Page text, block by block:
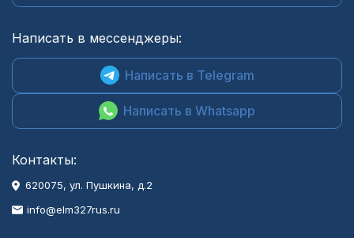
Написать в мессенджеры:
Написать в Telegram
Написать в Whatsapp
Контакты:
620075, ул. Пушкина, д.2
info@elm327rus.ru